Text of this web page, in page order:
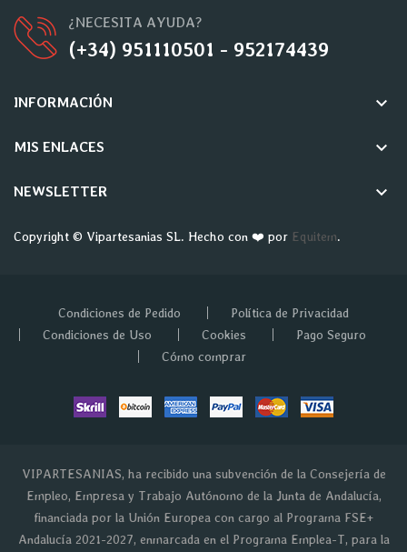
¿NECESITA AYUDA?
(+34) 951110501 - 952174439
INFORMACIÓN keyboard_arrow_down
MIS ENLACES keyboard_arrow_down
NEWSLETTER keyboard_arrow_down
Copyright © Vipartesanias SL. Hecho con ❤️ por Equitem.
Condiciones de Pedido
Política de Privacidad
Condiciones de Uso
Cookies
Pago Seguro
Cómo comprar
VIPARTESANIAS, ha recibido una subvención de la Consejería de
Empleo, Empresa y Trabajo Autónomo de la Junta de Andalucía,
financiada por la Unión Europea con cargo al Programa FSE+
Andalucía 2021-2027, enmarcada en el Programa Emplea-T, para la